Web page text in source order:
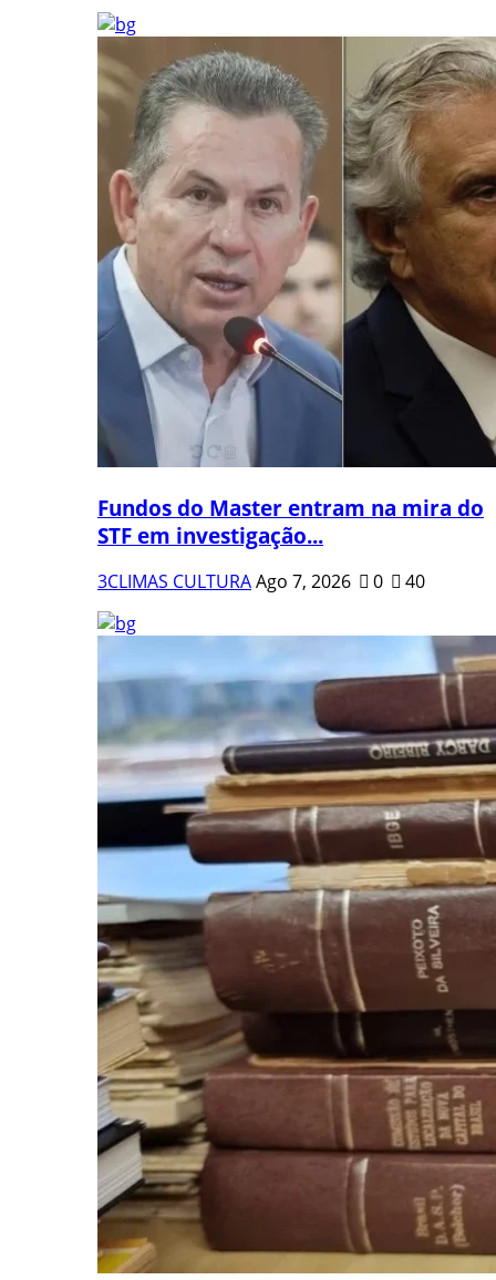
Fundos do Master entram na mira do
STF em investigação...
3CLIMAS CULTURAAgo 7, 2026 0 40